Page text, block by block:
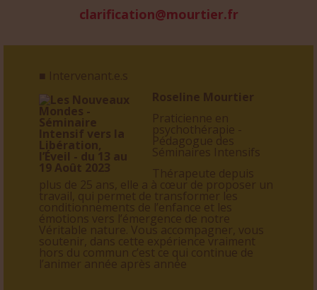
clarification@mourtier.fr
■ Intervenant.e.s
Roseline Mourtier
Praticienne en
psychothérapie -
Pédagogue des
Séminaires Intensifs
Thérapeute depuis
plus de 25 ans, elle a à cœur de proposer un
travail, qui permet de transformer les
conditionnements de l’enfance et les
émotions vers l’émergence de notre
Véritable nature. Vous accompagner, vous
soutenir, dans cette expérience vraiment
hors du commun c’est ce qui continue de
l’animer année après année